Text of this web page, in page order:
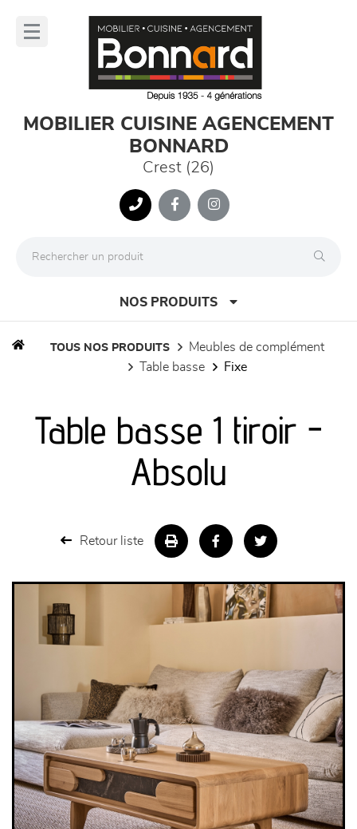
MOBILIER CUISINE AGENCEMENT
BONNARD
Crest (26)
NOS PRODUITS
séjours
meubles de complément
décoration
TOUS NOS PRODUITS
meubles de complément
table basse
fixe
Table basse 1 tiroir -
Absolu
Retour liste